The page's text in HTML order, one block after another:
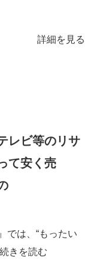
詳細を見る
レビ等のリサ
て安く売
では、“もったい
続きを読む